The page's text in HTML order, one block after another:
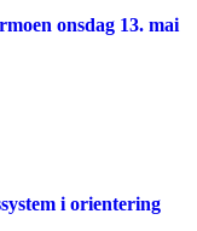
onsdag 13. mai
i orientering